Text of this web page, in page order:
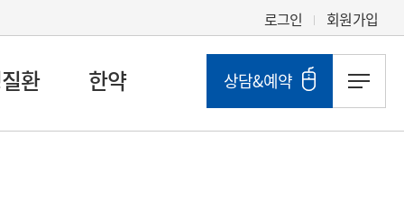
로그인 회원가입
환 한약 상담&예약